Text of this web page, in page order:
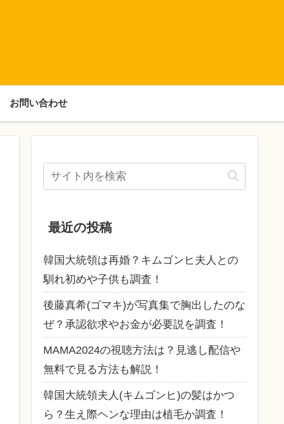
お問い合わせ
最近の投稿
韓国大統領は再婚？キムゴンヒ夫人との
馴れ初めや子供も調査！
後藤真希(ゴマキ)が写真集で胸出したのな
ぜ？承認欲求やお金が必要説を調査！
MAMA2024の視聴方法は？見逃し配信や
無料で見る方法も解説！
韓国大統領夫人(キムゴンヒ)の髪はかつ
ら？生え際ヘンな理由は植毛か調査！